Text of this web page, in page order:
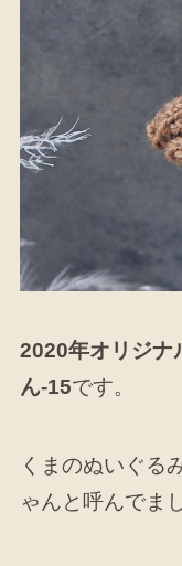
2020年オリジナ
ん-15です。
くまのぬいぐる
ゃんと呼んでま